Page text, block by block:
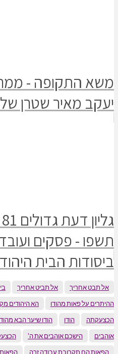
- ממרן
מאיר שטרן שליט"א
גליון דעת
- פסקים ועובדות
הבית היהודי
אל תביט אחריך בירור
פאות מהודו
הא היהודים מקריבים
הודו הודו שיער הבא מהודו
הישכם אוהבים את ה'
הכצעקתה
תקרובת עבודה זרה
הפאות כיום הינם